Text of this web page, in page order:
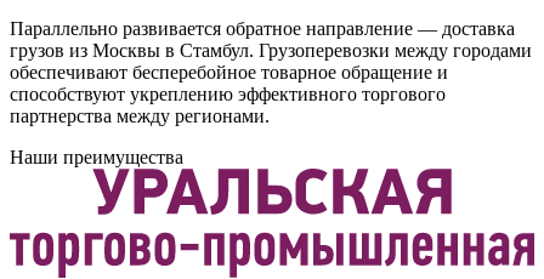
Параллельно развивается обратное направление — доставка
грузов из Москвы в Стамбул. Грузоперевозки между городами
обеспечивают бесперебойное товарное обращение и
способствуют укреплению эффективного торгового
партнерства между регионами.
Наши преимущества